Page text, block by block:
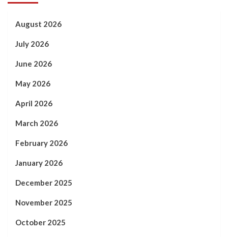
August 2026
July 2026
June 2026
May 2026
April 2026
March 2026
February 2026
January 2026
December 2025
November 2025
October 2025